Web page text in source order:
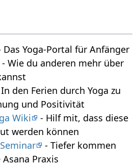
Das Yoga-Portal für Anfänger
- Wie du anderen mehr über
den Ferien durch Yoga zu
und Positivität
Wiki
- Hilf mit, dass diese
werden können
- Tiefer kommen
Praxis